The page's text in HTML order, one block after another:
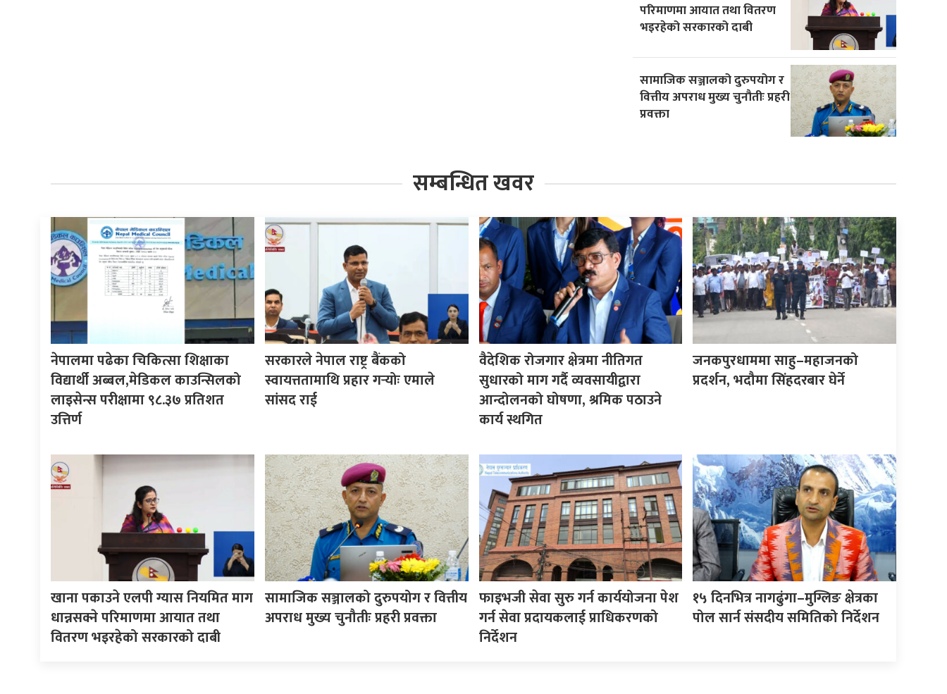
परिमाणमा आयात तथा वितरण
भइरहेको सरकारको दाबी
सामाजिक सञ्जालको दुरुपयोग र
वित्तीय अपराध मुख्य चुनौतीः प्रहरी
प्रवक्ता
सम्बन्धित खवर
नेपालमा पढेका चिकित्सा शिक्षाका
विद्यार्थी अब्बल,मेडिकल काउन्सिलको
लाइसेन्स परीक्षामा ९८.३७ प्रतिशत
उत्तिर्ण
सरकारले नेपाल राष्ट्र बैंकको
स्वायत्ततामाथि प्रहार गर्‍योः एमाले
सांसद राई
वैदेशिक रोजगार क्षेत्रमा नीतिगत
सुधारको माग गर्दै व्यवसायीद्वारा
आन्दोलनको घोषणा, श्रमिक पठाउने
कार्य स्थगित
जनकपुरधाममा साहु–महाजनको
प्रदर्शन, भदौमा सिंहदरबार घेर्ने
खाना पकाउने एलपी ग्यास नियमित माग
धान्नसक्ने परिमाणमा आयात तथा
वितरण भइरहेको सरकारको दाबी
सामाजिक सञ्जालको दुरुपयोग र वित्तीय
अपराध मुख्य चुनौतीः प्रहरी प्रवक्ता
फाइभजी सेवा सुरु गर्न कार्ययोजना पेश
गर्न सेवा प्रदायकलाई प्राधिकरणको
निर्देशन
१५ दिनभित्र नागढुंगा–मुग्लिङ क्षेत्रका
पोल सार्न संसदीय समितिको निर्देशन